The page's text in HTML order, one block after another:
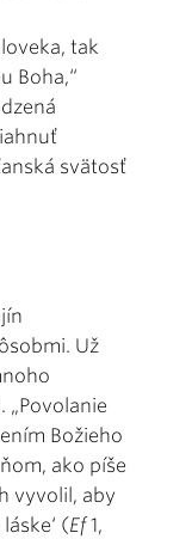
tak
Boha,“
svätosť
Už
„Povolanie
Božieho
ako píše
vyvolil, aby
(Ef1,